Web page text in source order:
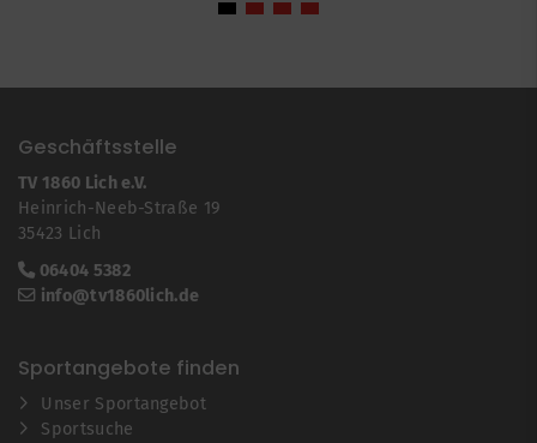
Geschäftsstelle
TV 1860 Lich e.V.
Heinrich-Neeb-Straße 19
35423 Lich
06404 5382
info@tv1860lich.de
Sportangebote finden
Unser Sportangebot
Sportsuche